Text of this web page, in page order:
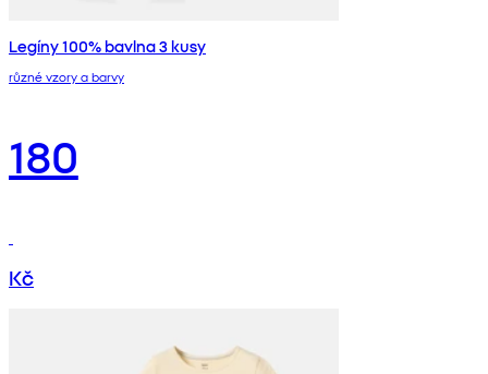
Legíny 100% bavlna 3 kusy
různé vzory a barvy
180
Kč